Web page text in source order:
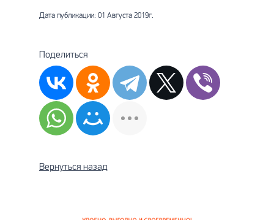
Дата публикации: 01 Августа 2019г.
Поделиться
Вернуться назад